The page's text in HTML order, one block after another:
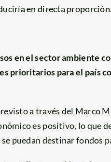
en directa proporción.
en el sector ambiente
prioritarios para el país
a través del Marco
es positivo, lo que
puedan destinar fondos